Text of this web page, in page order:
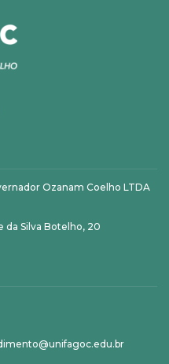
Ozanam Coelho LTDA
da Silva Botelho, 20